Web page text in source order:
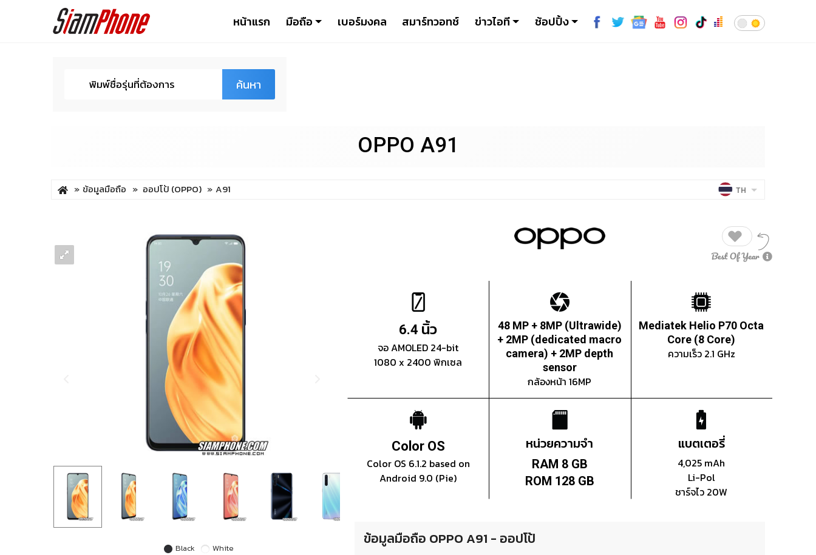
หน้าแรก มือถือ เบอร์มงคล สมาร์ทวอทช์ ข่าวไอที ช้อปปิ้ง
ค้นหา
OPPO A91
ข้อมูลมือถือ ออปโป้ (OPPO) A91 TH
Black White
6.4 นิ้ว
จอ AMOLED 24-bit
1080 x 2400 พิกเซล
48 MP + 8MP (Ultrawide)
+ 2MP (dedicated macro
camera) + 2MP depth
sensor
กล้องหน้า 16MP
Mediatek Helio P70 Octa
Core (8 Core)
ความเร็ว 2.1 GHz
Color OS
Color OS 6.1.2 based on
Android 9.0 (Pie)
หน่วยความจำ
RAM 8 GB
ROM 128 GB
แบตเตอรี่
4,025 mAh
Li-Pol
ชาร์จไว 20W
ข้อมูลมือถือ OPPO A91 - ออปโป้